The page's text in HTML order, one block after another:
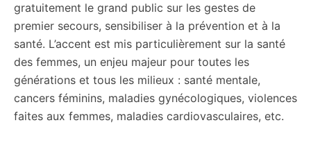
gratuitement le grand public sur les gestes de
premier secours, sensibiliser à la prévention et à la
santé. L’accent est mis particulièrement sur la santé
des femmes, un enjeu majeur pour toutes les
générations et tous les milieux : santé mentale,
cancers féminins, maladies gynécologiques, violences
faites aux femmes, maladies cardiovasculaires, etc.